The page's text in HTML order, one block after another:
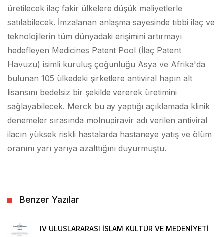
üretilecek ilaç fakir ülkelere düşük maliyetlerle
satılabilecek. İmzalanan anlaşma sayesinde tıbbi ilaç ve
teknolojilerin tüm dünyadaki erişimini artırmayı
hedefleyen Medicines Patent Pool (İlaç Patent
Havuzu) isimli kuruluş çoğunluğu Asya ve Afrika'da
bulunan 105 ülkedeki şirketlere antiviral hapın alt
lisansını bedelsiz bir şekilde vererek üretimini
sağlayabilecek. Merck bu ay yaptığı açıklamada klinik
denemeler sırasında molnupiravir adı verilen antiviral
ilacın yüksek riskli hastalarda hastaneye yatış ve ölüm
oranını yarı yarıya azalttığını duyurmuştu.
Benzer Yazılar
IV ULUSLARARASI İSLAM KÜLTÜR VE MEDENİYETİ